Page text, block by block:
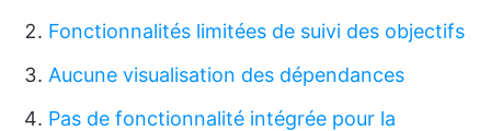
Fonctionnalités limitées de suivi des objectifs
Aucune visualisation des dépendances
Pas de fonctionnalité intégrée pour la